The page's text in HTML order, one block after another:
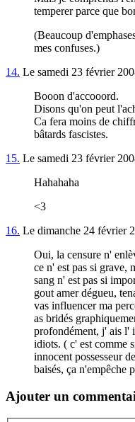
temperer parce que
(Beaucoup
mes confuses.)
14. Le samedi 23 février
Booon d'accooord.
Disons qu'on peut
Ca fera moins de
bâtards fascistes.
15. Le samedi 23 février
Hahahaha
<3
16. Le dimanche 24 février
Oui, la censure n'
ce n' est pas si grave,
sang n' est pas si
gout amer dégueu,
vas influencer ma
as bridés
profondément, j' ais l'
idiots. ( c' est comme
innocent possesseur
baisés, ça n'empêche
Ajouter un